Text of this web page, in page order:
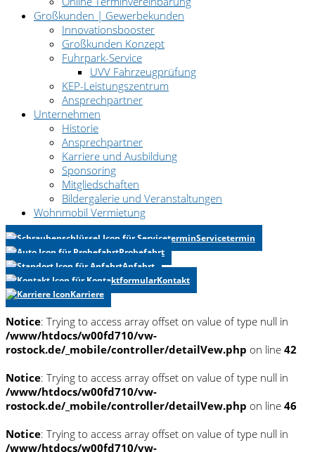
Großkunden | Gewerbekunden
Innovationsbooster
Großkunden Konzept
Fuhrpark-Service
UVV Fahrzeugprüfung
KEP-Leistungszentrum
Ansprechpartner
Unternehmen
Historie
Ansprechpartner
Karriere und Ausbildung
Sponsoring
Mitgliedschaften
Bildergalerie und Veranstaltungen
Wohnmobil Vermietung
Servicetermin
Probefahrt
Anfahrt
Kontakt
Karriere
Notice: Trying to access array offset on value of type null in
/www/htdocs/w00fd710/vw-
rostock.de/_mobile/controller/detailVew.php on line 42
Notice: Trying to access array offset on value of type null in
/www/htdocs/w00fd710/vw-
rostock.de/_mobile/controller/detailVew.php on line 46
Notice: Trying to access array offset on value of type null in
/www/htdocs/w00fd710/vw-